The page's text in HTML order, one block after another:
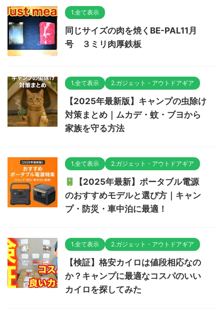
1.全て表示
同じサイズの肉を焼くBE-PAL11月
号 ３ミリ肉厚鉄板
1.全て表示 2.ガジェット・アウトドアギア
【2025年最新版】キャンプの虫除け
対策まとめ｜ムカデ・蚊・ブヨから
家族を守る方法
1.全て表示 2.ガジェット・アウトドアギア
【2025年最新】ポータブル電源
のおすすめモデルと選び方｜キャン
プ・防災・車中泊に最適！
1.全て表示 2.ガジェット・アウトドアギア
【検証】格安カイロは値段相応なの
か？キャンプに最適なコスパのいい
カイロを探してみた